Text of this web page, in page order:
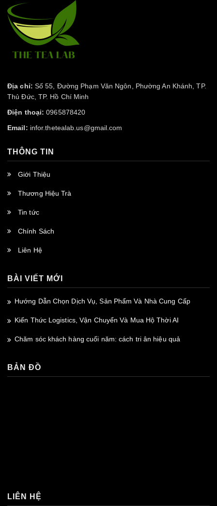
Địa chỉ: Số 55, Đường Phạm Văn Ngôn, Phường An Khánh, TP.
Thủ Đức, TP. Hồ Chí Minh
Điện thoại: 0965878420
Email: infor.thetealab.us@gmail.com
THÔNG TIN
Giới Thiệu
Thương Hiệu Trà
Tin tức
Chính Sách
Liên Hệ
BÀI VIẾT MỚI
Hướng Dẫn Chọn Dịch Vụ, Sản Phẩm Và Nhà Cung Cấp
Kiến Thức Logistics, Vận Chuyển Và Mua Hộ Thời AI
Chăm sóc khách hàng cuối năm: cách tri ân hiệu quả
BẢN ĐỒ
LIÊN HỆ